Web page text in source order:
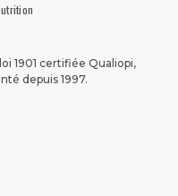
1901 certifiée Qualiopi,
depuis 1997.